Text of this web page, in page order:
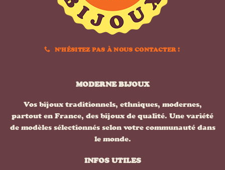
N'HÉSITEZ PAS À NOUS CONTACTER !
MODERNE BIJOUX
Vos bijoux traditionnels, ethniques, modernes,
partout en France, des bijoux de qualité. Une variété
de modèles sélectionnés selon votre communauté dans
le monde.
INFOS UTILES